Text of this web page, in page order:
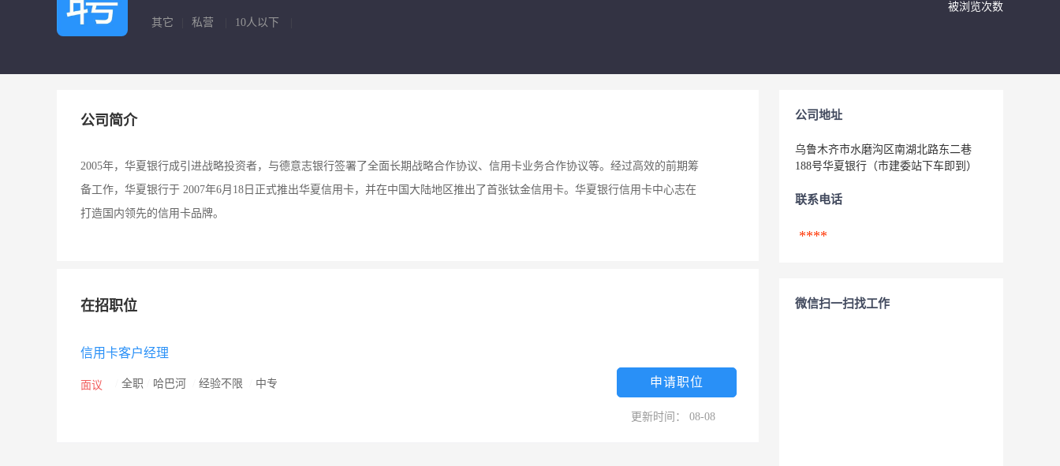
其它 私营 10人以下
被浏览次数
公司简介
2005年，华夏银行成引进战略投资者，与德意志银行签署了全面长期战略合作协议、信用卡业务合作协议等。经过高效的前期筹
备工作，华夏银行于 2007年6月18日正式推出华夏信用卡，并在中国大陆地区推出了首张钛金信用卡。华夏银行信用卡中心志在
打造国内领先的信用卡品牌。
在招职位
信用卡客户经理
面议 全职 哈巴河 经验不限 中专 申请职位
更新时间： 08-08
公司地址
乌鲁木齐市水磨沟区南湖北路东二巷
188号华夏银行（市建委站下车即到）
联系电话
****
微信扫一扫找工作